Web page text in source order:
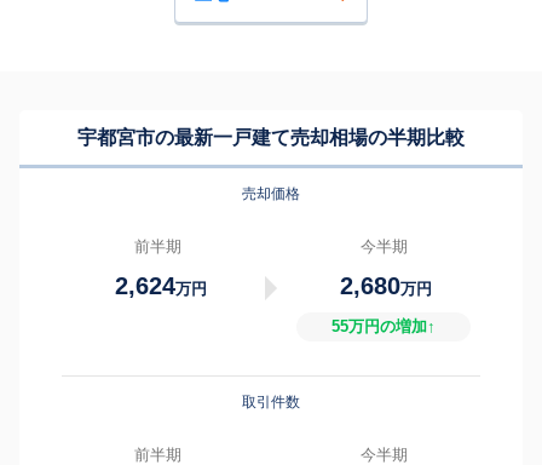
宇都宮市の最新一戸建て売却相場の半期比較
売却価格
前半期
2,624万円
今半期
2,680万円
55万円の増加↑
取引件数
前半期 今半期